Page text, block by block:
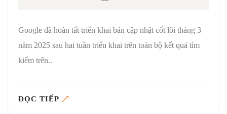
Google đã hoàn tất triển khai bản cập nhật cốt lõi tháng 3
năm 2025 sau hai tuần triển khai trên toàn bộ kết quả tìm
kiếm trên..
ĐỌC TIẾP